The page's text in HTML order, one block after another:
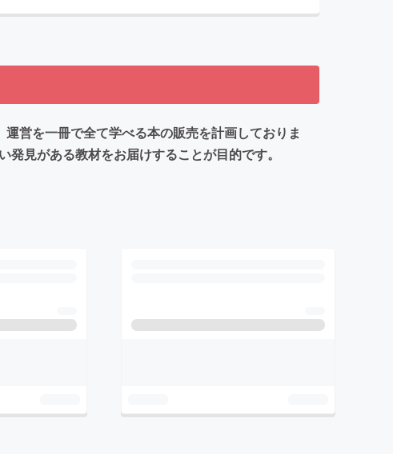
営を一冊で全て学べる本の販売を計画しておりま
見がある教材をお届けすることが目的です。